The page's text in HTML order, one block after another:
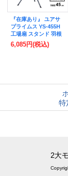
『在庫あり』 ユアサ
プライムス YS-455H
工場扇 スタンド 羽根
径45cm 工場用扇風機
(YS-455Tの後継品)
6,085円(税込)
特
2大